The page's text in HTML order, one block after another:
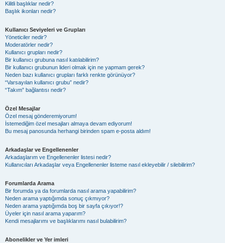
Kilitli başlıklar nedir?
Başlık ikonları nedir?
Kullanıcı Seviyeleri ve Grupları
Yöneticiler nedir?
Moderatörler nedir?
Kullanıcı grupları nedir?
Bir kullanıcı grubuna nasıl katılabilirim?
Bir kullanıcı grubunun lideri olmak için ne yapmam gerek?
Neden bazı kullanıcı grupları farklı renkte görünüyor?
“Varsayılan kullanıcı grubu” nedir?
“Takım” bağlantısı nedir?
Özel Mesajlar
Özel mesaj gönderemiyorum!
İstemediğim özel mesajları almaya devam ediyorum!
Bu mesaj panosunda herhangi birinden spam e-posta aldım!
Arkadaşlar ve Engellenenler
Arkadaşlarım ve Engellenenler listesi nedir?
Kullanıcıları Arkadaşlar veya Engellenenler listeme nasıl ekleyebilir / silebilirim?
Forumlarda Arama
Bir forumda ya da forumlarda nasıl arama yapabilirim?
Neden arama yaptığımda sonuç çıkmıyor?
Neden arama yaptığımda boş bir sayfa çıkıyor!?
Üyeler için nasıl arama yaparım?
Kendi mesajlarımı ve başlıklarımı nasıl bulabilirim?
Abonelikler ve Yer imleri